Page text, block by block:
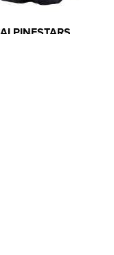
ALPINESTARS